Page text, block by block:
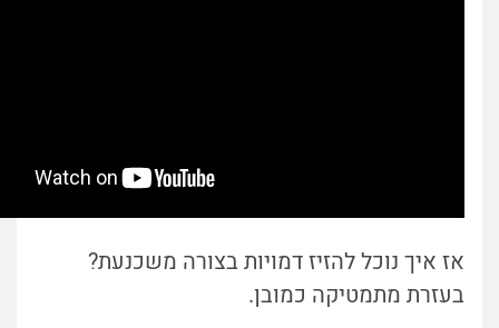
אז איך נוכל להזיז דמויות בצורה משכנעת?
בעזרת מתמטיקה כמובן.